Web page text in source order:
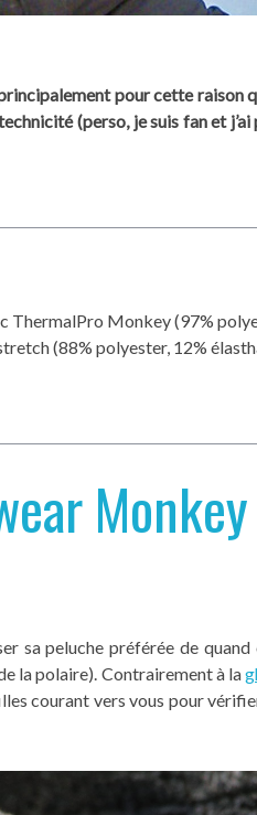
pour cette raison
(perso, je suis fan et j’ai
ThermalPro Monkey (97%
(88% polyester, 12%
sa peluche préférée de quand
la polaire). Contrairement à la
courant vers vous pour